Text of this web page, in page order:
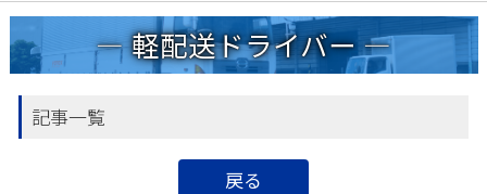
軽配送ドライバー
記事一覧
戻る